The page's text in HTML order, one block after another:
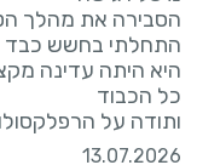
ותודה על
13.07.2026